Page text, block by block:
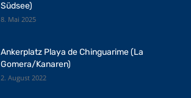
Südsee)
8. Mai 2025
Ankerplatz Playa de Chinguarime (La
Gomera/Kanaren)
2. August 2022